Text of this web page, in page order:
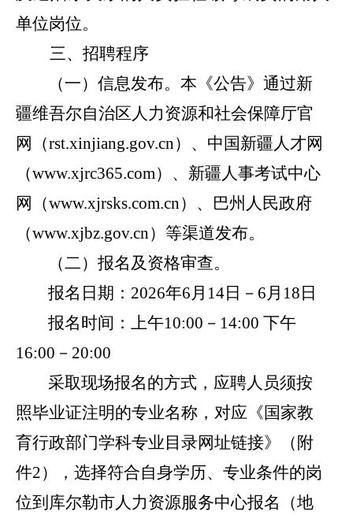
单位岗位。
三、 招聘程序
（一）信息发布。本《公告》通过新
疆维吾尔自治区人力资源和社会保障厅官
网（rst.xinjiang.gov.cn ）、中国新疆人才网
（www.xjrc365.com）、新疆人事考试中心
网（www.xjrsks.com.cn ）、巴州人民政府
（www.xjbz.gov.cn ）等渠道发布。
（二）报名 及资格审查。
报名 日期： 2026年6 月 14日 － 6 月 18 日
报名时间：上午10:00 － 14:00下午
16:00 － 20:00
采取现场报名的方式，应聘人员须按
照毕业证注明的专业名称，对应《 国家教
育行政部门学科专业目录网址链接》（附
件2）
，选择符合自身学历、专业条件的岗
位到库尔勒市人力资源服务中心报名
（地